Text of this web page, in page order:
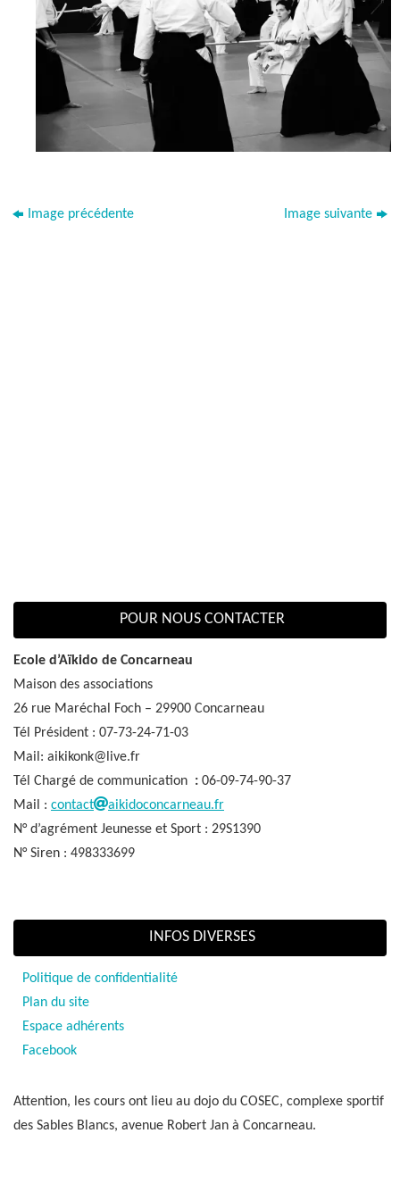
Image précédente Image suivante
POUR NOUS CONTACTER
Ecole d’Aïkido de Concarneau
Maison des associations
26 rue Maréchal Foch – 29900 Concarneau
Tél Président : 07-73-24-71-03
Mail: aikikonk@live.fr
Tél Chargé de communication : 06-09-74-90-37
Mail : contact
aikidoconcarneau.fr
N° d’agrément Jeunesse et Sport : 29S1390
N° Siren : 498333699
INFOS DIVERSES
Politique de confidentialité
Plan du site
Espace adhérents
Facebook
Attention, les cours ont lieu au dojo du COSEC, complexe sportif
des Sables Blancs, avenue Robert Jan à Concarneau.